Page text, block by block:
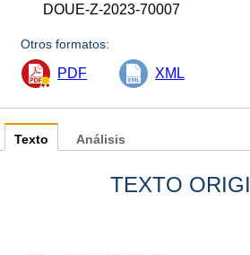
DOUE-Z-2023-70007
Otros formatos:
PDF XML
Texto
TEXTO
Análisis